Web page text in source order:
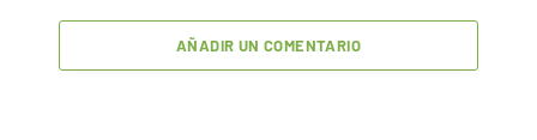
AÑADIR UN COMENTARIO